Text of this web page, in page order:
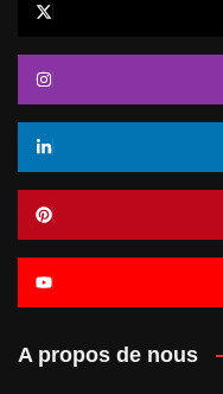
A propos de nous